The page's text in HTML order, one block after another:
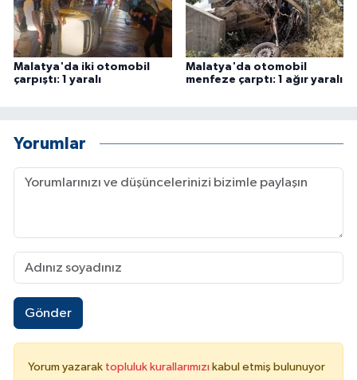
Malatya'da iki otomobil
çarpıştı: 1 yaralı
Malatya'da otomobil
menfeze çarptı: 1 ağır yaralı
Yorumlar
Gönder
Yorum yazarak topluluk kurallarımızı kabul etmiş bulunuyor